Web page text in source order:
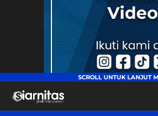
siarnitas
Jernih Menyiarkan